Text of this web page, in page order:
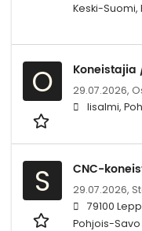
Keski-
O Koneistajia
29.07.2026,
Iisalmi,
S CNC-
29.07.2026,
79100
Pohjois-Savo